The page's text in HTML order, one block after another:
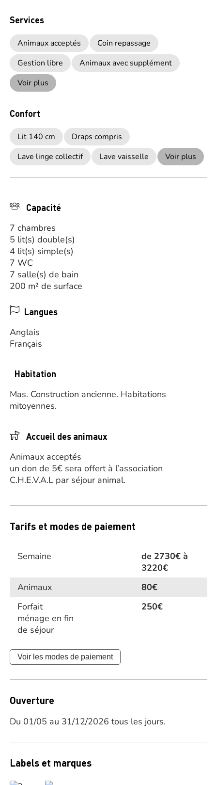
Services
Animaux acceptés
Coin repassage
Gestion libre
Animaux avec supplément
Voir plus
Confort
Lit 140 cm
Draps compris
Lave linge collectif
Lave vaisselle Voir plus
Capacité
7 chambres
5 lit(s) double(s)
4 lit(s) simple(s)
7 WC
7 salle(s) de bain
200 m² de surface
Langues
Anglais
Français
Habitation
Mas. Construction ancienne. Habitations
mitoyennes.
Accueil des animaux
Animaux acceptés
un don de 5€ sera offert à l’association
C.H.E.V.A.L par séjour animal.
Tarifs et modes de paiement
Semaine
de 2730€ à
3220€
Animaux
80€
Forfait
ménage en fin
de séjour
250€
Voir les modes de paiement
Ouverture
Du 01/05 au 31/12/2026 tous les jours.
Labels et marques